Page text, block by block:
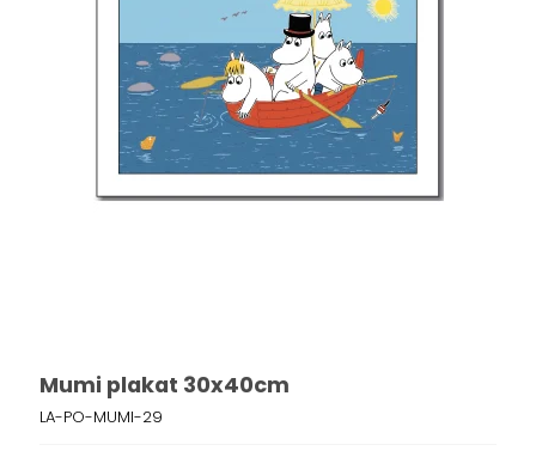
Mumi plakat 30x40cm
LA-PO-MUMI-29